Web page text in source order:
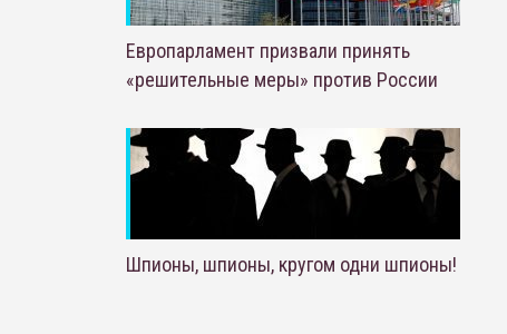
Европарламент призвали принять
«решительные меры» против России
Шпионы, шпионы, кругом одни шпионы!